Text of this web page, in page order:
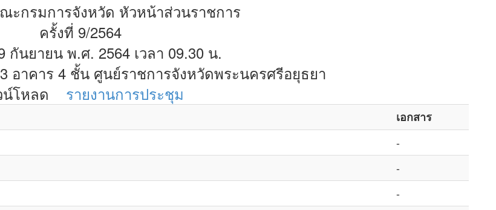
ะกรมการจังหวัด หัวหน้าส่วนราชการ
ครั้งที่ 9/2564
กันยายน พ.ศ. 2564 เวลา 09.30 น.
อาคาร 4 ชั้น ศูนย์ราชการจังหวัดพระนครศรีอยุธยา
น์โหลด
รายงานการประชุม
เอกสาร
-
-
-